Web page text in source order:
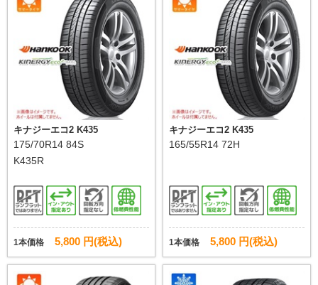
キナジーエコ2 K435
175/70R14 84S
K435R
1本価格 5,800 円(税込)
キナジーエコ2 K435
165/55R14 72H
1本価格 5,800 円(税込)